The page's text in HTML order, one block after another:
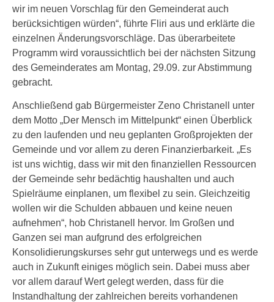
wir im neuen Vorschlag für den Gemeinderat auch
berücksichtigen würden“, führte Fliri aus und erklärte die
einzelnen Änderungsvorschläge. Das überarbeitete
Programm wird voraussichtlich bei der nächsten Sitzung
des Gemeinderates am Montag, 29.09. zur Abstimmung
gebracht.
Anschließend gab Bürgermeister Zeno Christanell unter
dem Motto „Der Mensch im Mittelpunkt“ einen Überblick
zu den laufenden und neu geplanten Großprojekten der
Gemeinde und vor allem zu deren Finanzierbarkeit. „Es
ist uns wichtig, dass wir mit den finanziellen Ressourcen
der Gemeinde sehr bedächtig haushalten und auch
Spielräume einplanen, um flexibel zu sein. Gleichzeitig
wollen wir die Schulden abbauen und keine neuen
aufnehmen“, hob Christanell hervor. Im Großen und
Ganzen sei man aufgrund des erfolgreichen
Konsolidierungskurses sehr gut unterwegs und es werde
auch in Zukunft einiges möglich sein. Dabei muss aber
vor allem darauf Wert gelegt werden, dass für die
Instandhaltung der zahlreichen bereits vorhandenen